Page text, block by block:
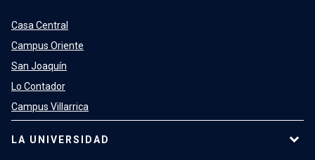
Casa Central
Campus Oriente
San Joaquín
Lo Contador
Campus Villarrica
LA UNIVERSIDAD